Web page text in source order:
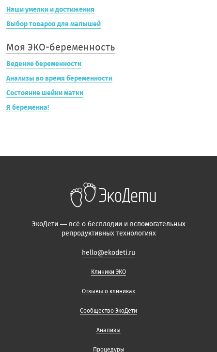
Наши умелки и достижения
Выбор товаров для малышей
Моя ЭКО-беременность
Ведение беременности
Анализы во время беременности
Состояние шейки матки
Я беременна!
ЭкоДети — всё о бесплодии и вспомогательных
репродуктивных технологиях
hello@ekodeti.ru
Клиники ЭКО
Отзывы о клиниках
Сообщество ЭкоДети
Анализы
Процедуры